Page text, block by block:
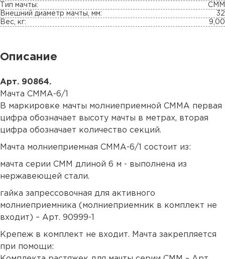
Тип мачты:
СММ
Внешний диаметр мачты, мм:
32
Вес, кг:
9,00
Описание
Арт. 90864.
Мачта СММА-6/1
В маркировке мачты молниеприемной СММА первая
цифра обозначает высоту мачты в метрах, вторая
цифра обозначает количество секций.
Мачта молниеприемная СММА-6/1 состоит из:
мачта серии СММ длиной 6 м - выполнена из
нержавеющей стали.
гайка запрессовочная для активного
молниеприемника (молниеприемник в комплект не
входит) – Арт. 90999-1
Крепеж в комплект не входит. Мачта закрепляется
при помощи: